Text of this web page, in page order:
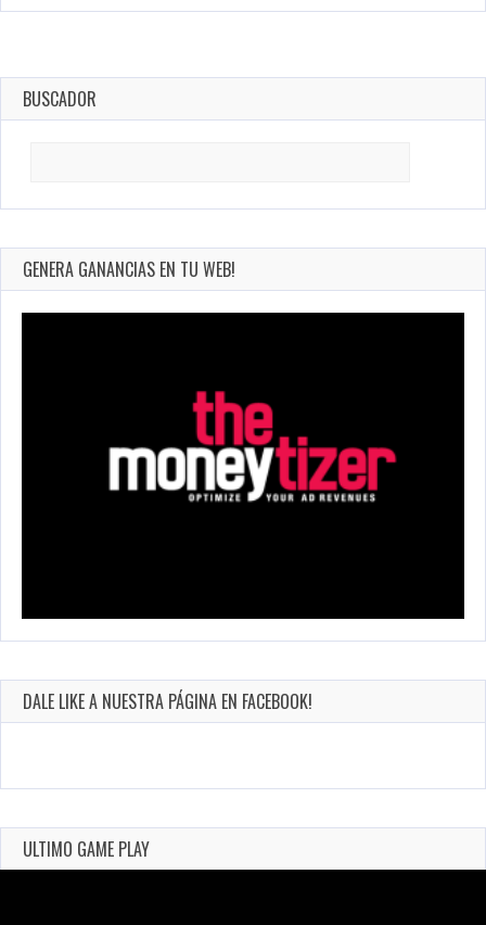
BUSCADOR
GENERA GANANCIAS EN TU WEB!
DALE LIKE A NUESTRA PÁGINA EN FACEBOOK!
ULTIMO GAME PLAY